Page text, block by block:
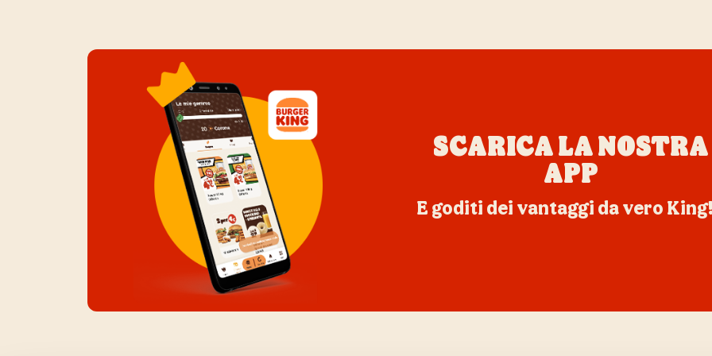
SCARICA LA NOSTRA
APP
E goditi dei vantaggi da vero